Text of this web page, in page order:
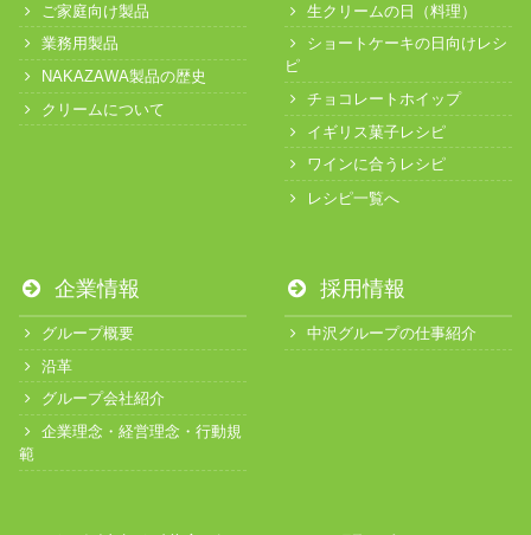
ご家庭向け製品
業務用製品
NAKAZAWA製品の歴史
クリームについて
生クリームの日（料理）
ショートケーキの日向けレシ
ピ
チョコレートホイップ
イギリス菓子レシピ
ワインに合うレシピ
レシピ一覧へ
企業情報
グループ概要
沿革
グループ会社紹介
企業理念・経営理念・行動規
範
採用情報
中沢グループの仕事紹介